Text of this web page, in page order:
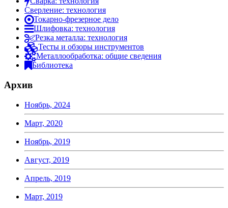
Сверление: технология
Токарно-фрезерное дело
Шлифовка: технология
Резка металла: технология
Тесты и обзоры инструментов
Металлообработка: общие сведения
Библиотека
Архив
Ноябрь, 2024
Март, 2020
Ноябрь, 2019
Август, 2019
Апрель, 2019
Март, 2019